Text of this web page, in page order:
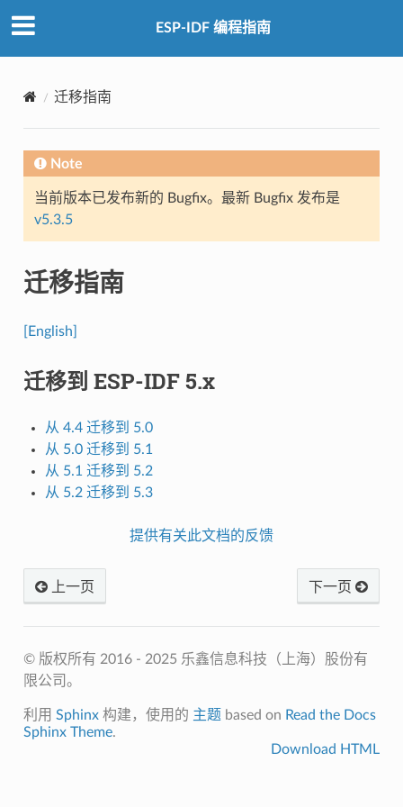
ESP-IDF 编程指南
迁移指南
Note
当前版本已发布新的 Bugfix。最新 Bugfix 发布是
v5.3.5
迁移指南
[English]
迁移到 ESP-IDF 5.x
从 4.4 迁移到 5.0
从 5.0 迁移到 5.1
从 5.1 迁移到 5.2
从 5.2 迁移到 5.3
提供有关此文档的反馈
上一页 下一页
© 版权所有 2016 - 2025 乐鑫信息科技（上海）股份有
限公司。
利用 Sphinx构建，使用的 主题 based on Read the Docs
Sphinx Theme.
Download HTML